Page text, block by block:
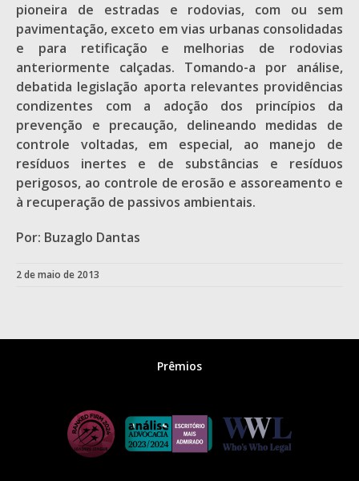
pioneira de estradas e rodovias, com ou sem
pavimentação, exceto em vias urbanas consolidadas
e para retificação e melhorias de rodovias
anteriormente calçadas. Tomando-a por análise,
debatida legislação aporta relevantes providências
condizentes com a adoção dos princípios da
prevenção e precaução, delineando medidas de
controle voltadas, em especial, ao manejo de
resíduos inertes e de substâncias e resíduos
perigosos, ao controle de erosão e assoreamento e
à recuperação de passivos ambientais.
Por: Buzaglo Dantas
2 de maio de 2013
Prêmios